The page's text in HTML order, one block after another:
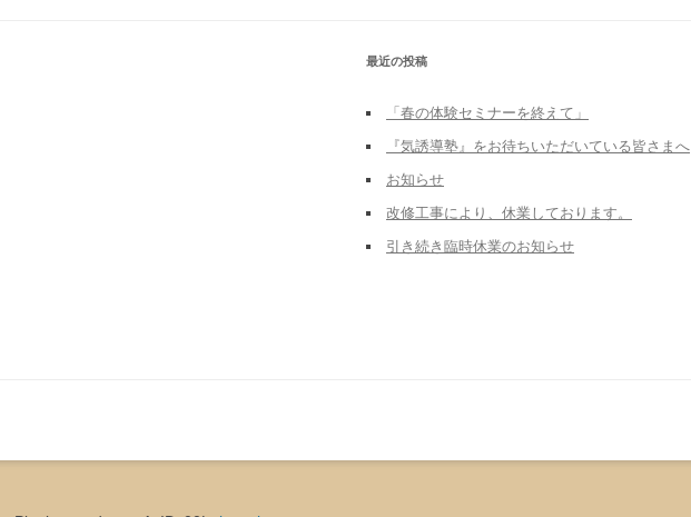
最近の投稿
「春の体験セミナーを終えて」
『気誘導塾』をお待ちいただいている皆さまへ
お知らせ
改修工事により、休業しております。
引き続き臨時休業のお知らせ